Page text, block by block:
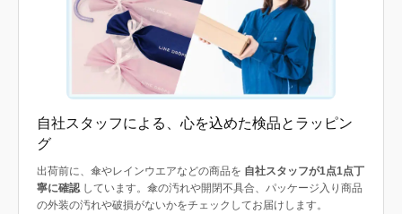
自社スタッフによる、心を込めた検品とラッピン
グ
出荷前に、傘やレインウエアなどの商品を 自社スタッフが1点1点丁
寧に確認 しています。傘の汚れや開閉不具合、パッケージ入り商品
の外装の汚れや破損がないかをチェックしてお届けします。